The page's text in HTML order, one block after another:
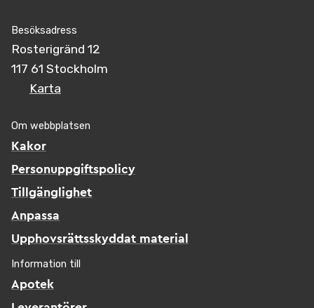
Besöksadress
Rosterigränd 12
117 61 Stockholm
Karta
Om webbplatsen
Kakor
Personuppgiftspolicy
Tillgänglighet
Anpassa
Upphovsrättsskyddat material
Information till
Apotek